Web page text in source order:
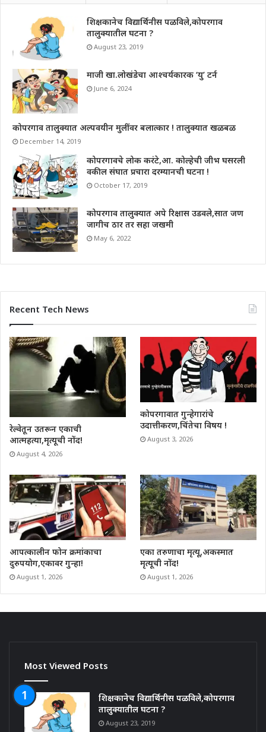
शिक्षकानेच विद्यार्थिनीस पळविले,कोपरगाव
तालुक्यातील घटना ?
August 23, 2019
माजी खा.लोखंडेचा आश्चर्यकारक ‘यु’ टर्न
June 6, 2024
कोपरगाव तालुक्यात अल्पवयीन मुलींवर बलात्कार ! तालुक्यात खळबळ
December 14, 2019
कोपरगावचे लोक करंटे,आ. कोल्हेची जीभ घसरली
वकील संघात प्रचारा दरम्यानची घटना !
October 17, 2019
कोपरगाव तालुक्यात अपे रिक्षास उडवले,सात जण
जागीच ठार तर सहा जखमी
May 6, 2022
Recent Tech News
रेल्वेतून उतरून एकाची
आत्महत्या,मृत्यूची नोंद!
August 4, 2026
कोपरगावात गुन्हेगारांचे
उदात्तीकरण,चिंतेचा विषय !
August 3, 2026
आपत्कालीन फोन क्रमांकाचा
दुरुपयोग,एकावर गुन्हा!
August 1, 2026
एका तरुणाचा मृत्यू,अकस्मात
मृत्यूची नोंद!
August 1, 2026
Most Viewed Posts
शिक्षकानेच विद्यार्थिनीस पळविले,कोपरगाव
तालुक्यातील घटना ?
August 23, 2019